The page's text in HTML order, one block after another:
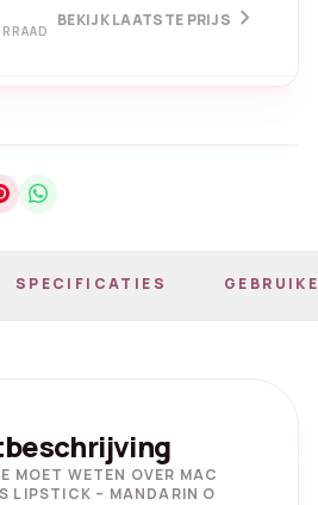
BEKIJK LAATSTE PRIJS chevron_right
SPECIFICATIES
MOET WETEN OVER MAC
LIPSTICK – MANDARIN O